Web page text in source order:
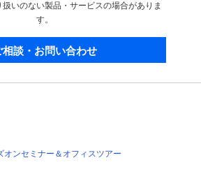
いのない製品・サービスの場合がありま
す。
相談・お問い合わせ
オンセミナー＆オフィスツアー